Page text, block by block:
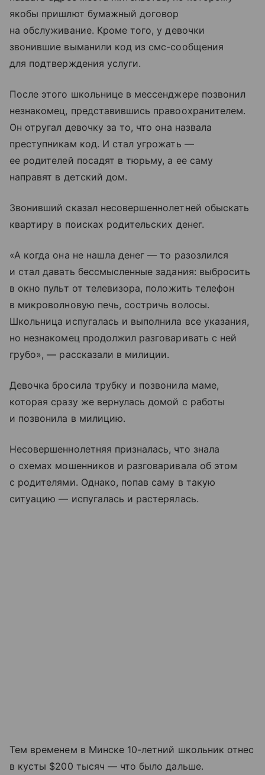
якобы пришлют бумажный договор
на обслуживание. Кроме того, у девочки
звонившие выманили код из смс-сообщения
для подтверждения услуги.
После этого школьнице в мессенджере позвонил
незнакомец, представившись правоохранителем.
Он отругал девочку за то, что она назвала
преступникам код. И стал угрожать —
ее родителей посадят в тюрьму, а ее саму
направят в детский дом.
Звонивший сказал несовершеннолетней обыскать
квартиру в поисках родительских денег.
«А когда она не нашла денег — то разозлился
и стал давать бессмысленные задания: выбросить
в окно пульт от телевизора, положить телефон
в микроволновую печь, состричь волосы.
Школьница испугалась и выполнила все указания,
но незнакомец продолжил разговаривать с ней
грубо», — рассказали в милиции.
Девочка бросила трубку и позвонила маме,
которая сразу же вернулась домой с работы
и позвонила в милицию.
Несовершеннолетняя призналась, что знала
о схемах мошенников и разговаривала об этом
с родителями. Однако, попав саму в такую
ситуацию — испугалась и растерялась.
Тем временем в Минске 10-летний школьник отнес
в кусты $200 тысяч — что было дальше.